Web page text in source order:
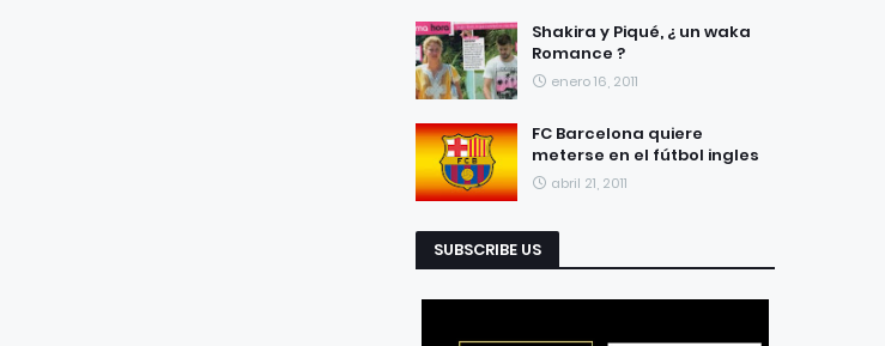
Shakira y Piqué, ¿ un waka
Romance ?
enero 16, 2011
FC Barcelona quiere
meterse en el fútbol ingles
abril 21, 2011
SUBSCRIBE US